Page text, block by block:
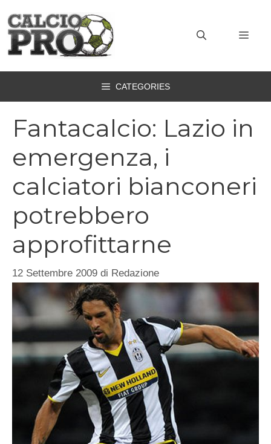
contenuto
CATEGORIES
Fantacalcio: Lazio in
emergenza, i
calciatori bianconeri
potrebbero
approfittarne
12 Settembre 2009 di Redazione